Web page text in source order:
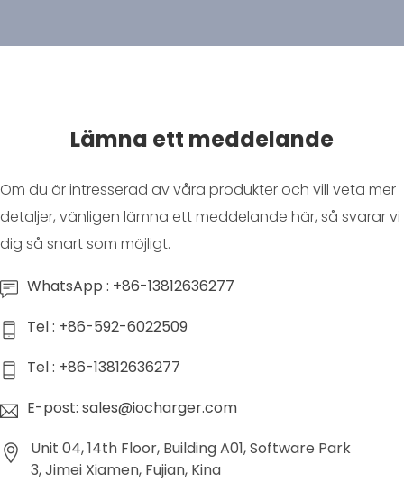
Lämna ett meddelande
Om du är intresserad av våra produkter och vill veta mer
detaljer, vänligen lämna ett meddelande här, så svarar vi
dig så snart som möjligt.
WhatsApp : +86-13812636277
Tel : +86-592-6022509
Tel : +86-13812636277
E-post: sales@iocharger.com
Unit 04, 14th Floor, Building A01, Software Park
3, Jimei Xiamen, Fujian, Kina